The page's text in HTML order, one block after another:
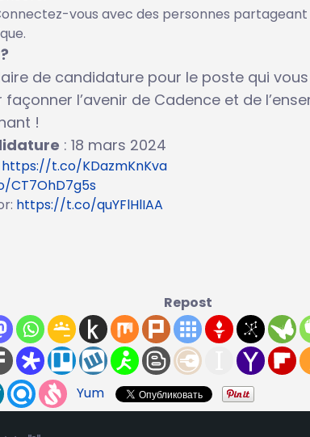
vous avec des personnes
de candidature pour le poste qui
l’avenir de Cadence et de
!
: 18 mars 2024
https://t.co/KDazmKnKva
https://t.co/quYFlHlIAA
Repost
Yum